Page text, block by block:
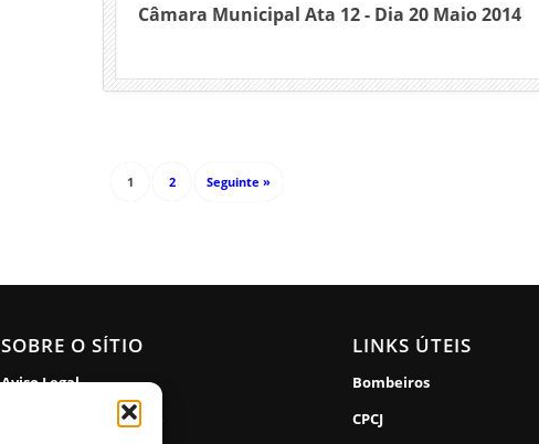
Câmara Municipal Ata 12 - Dia 20 Maio 2014
1 2 Seguinte »
SOBRE O SÍTIO
Aviso Legal
Política de Privacidade
LINKS ÚTEIS
Bombeiros
CPCJ